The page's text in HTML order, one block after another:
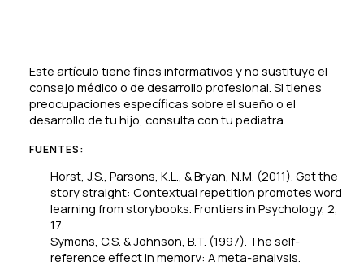
Este artículo tiene fines informativos y no sustituye el
consejo médico o de desarrollo profesional. Si tienes
preocupaciones específicas sobre el sueño o el
desarrollo de tu hijo, consulta con tu pediatra.
FUENTES:
Horst, J.S., Parsons, K.L., & Bryan, N.M. (2011). Get the
story straight: Contextual repetition promotes word
learning from storybooks. Frontiers in Psychology, 2,
17.
Symons, C.S. & Johnson, B.T. (1997). The self-
reference effect in memory: A meta-analysis.